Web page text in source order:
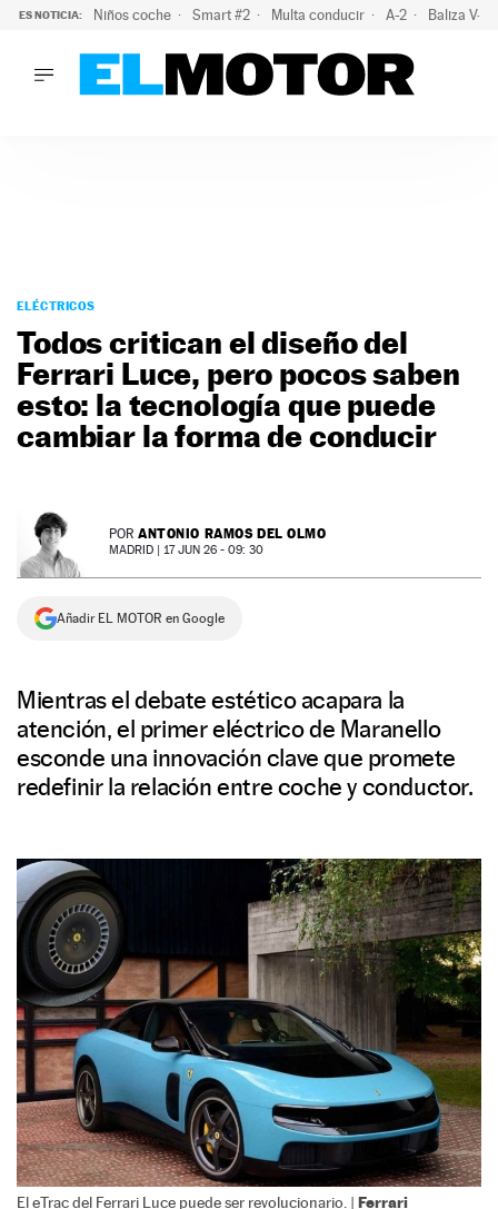
ES NOTICIA: Niños coche Smart #2 Multa conducir A-2 Baliza V-
PODCAST
MOTOS
TECNOLOGÍA
SUPERCOCHES
NEWSLETTER
ELÉCTRICOS
Todos critican el diseño del
Ferrari Luce, pero pocos saben
esto: la tecnología que puede
cambiar la forma de conducir
POR ANTONIO RAMOS DEL OLMO
MADRID | 17 JUN 26 - 09: 30
Añadir EL MOTOR en Google
Mientras el debate estético acapara la
atención, el primer eléctrico de Maranello
esconde una innovación clave que promete
redefinir la relación entre coche y conductor.
El eTrac del Ferrari Luce puede ser revolucionario. | Ferrari